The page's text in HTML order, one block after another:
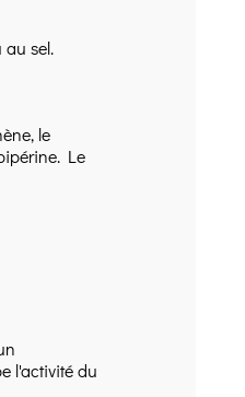
au sel.
le
Le
l'activité du